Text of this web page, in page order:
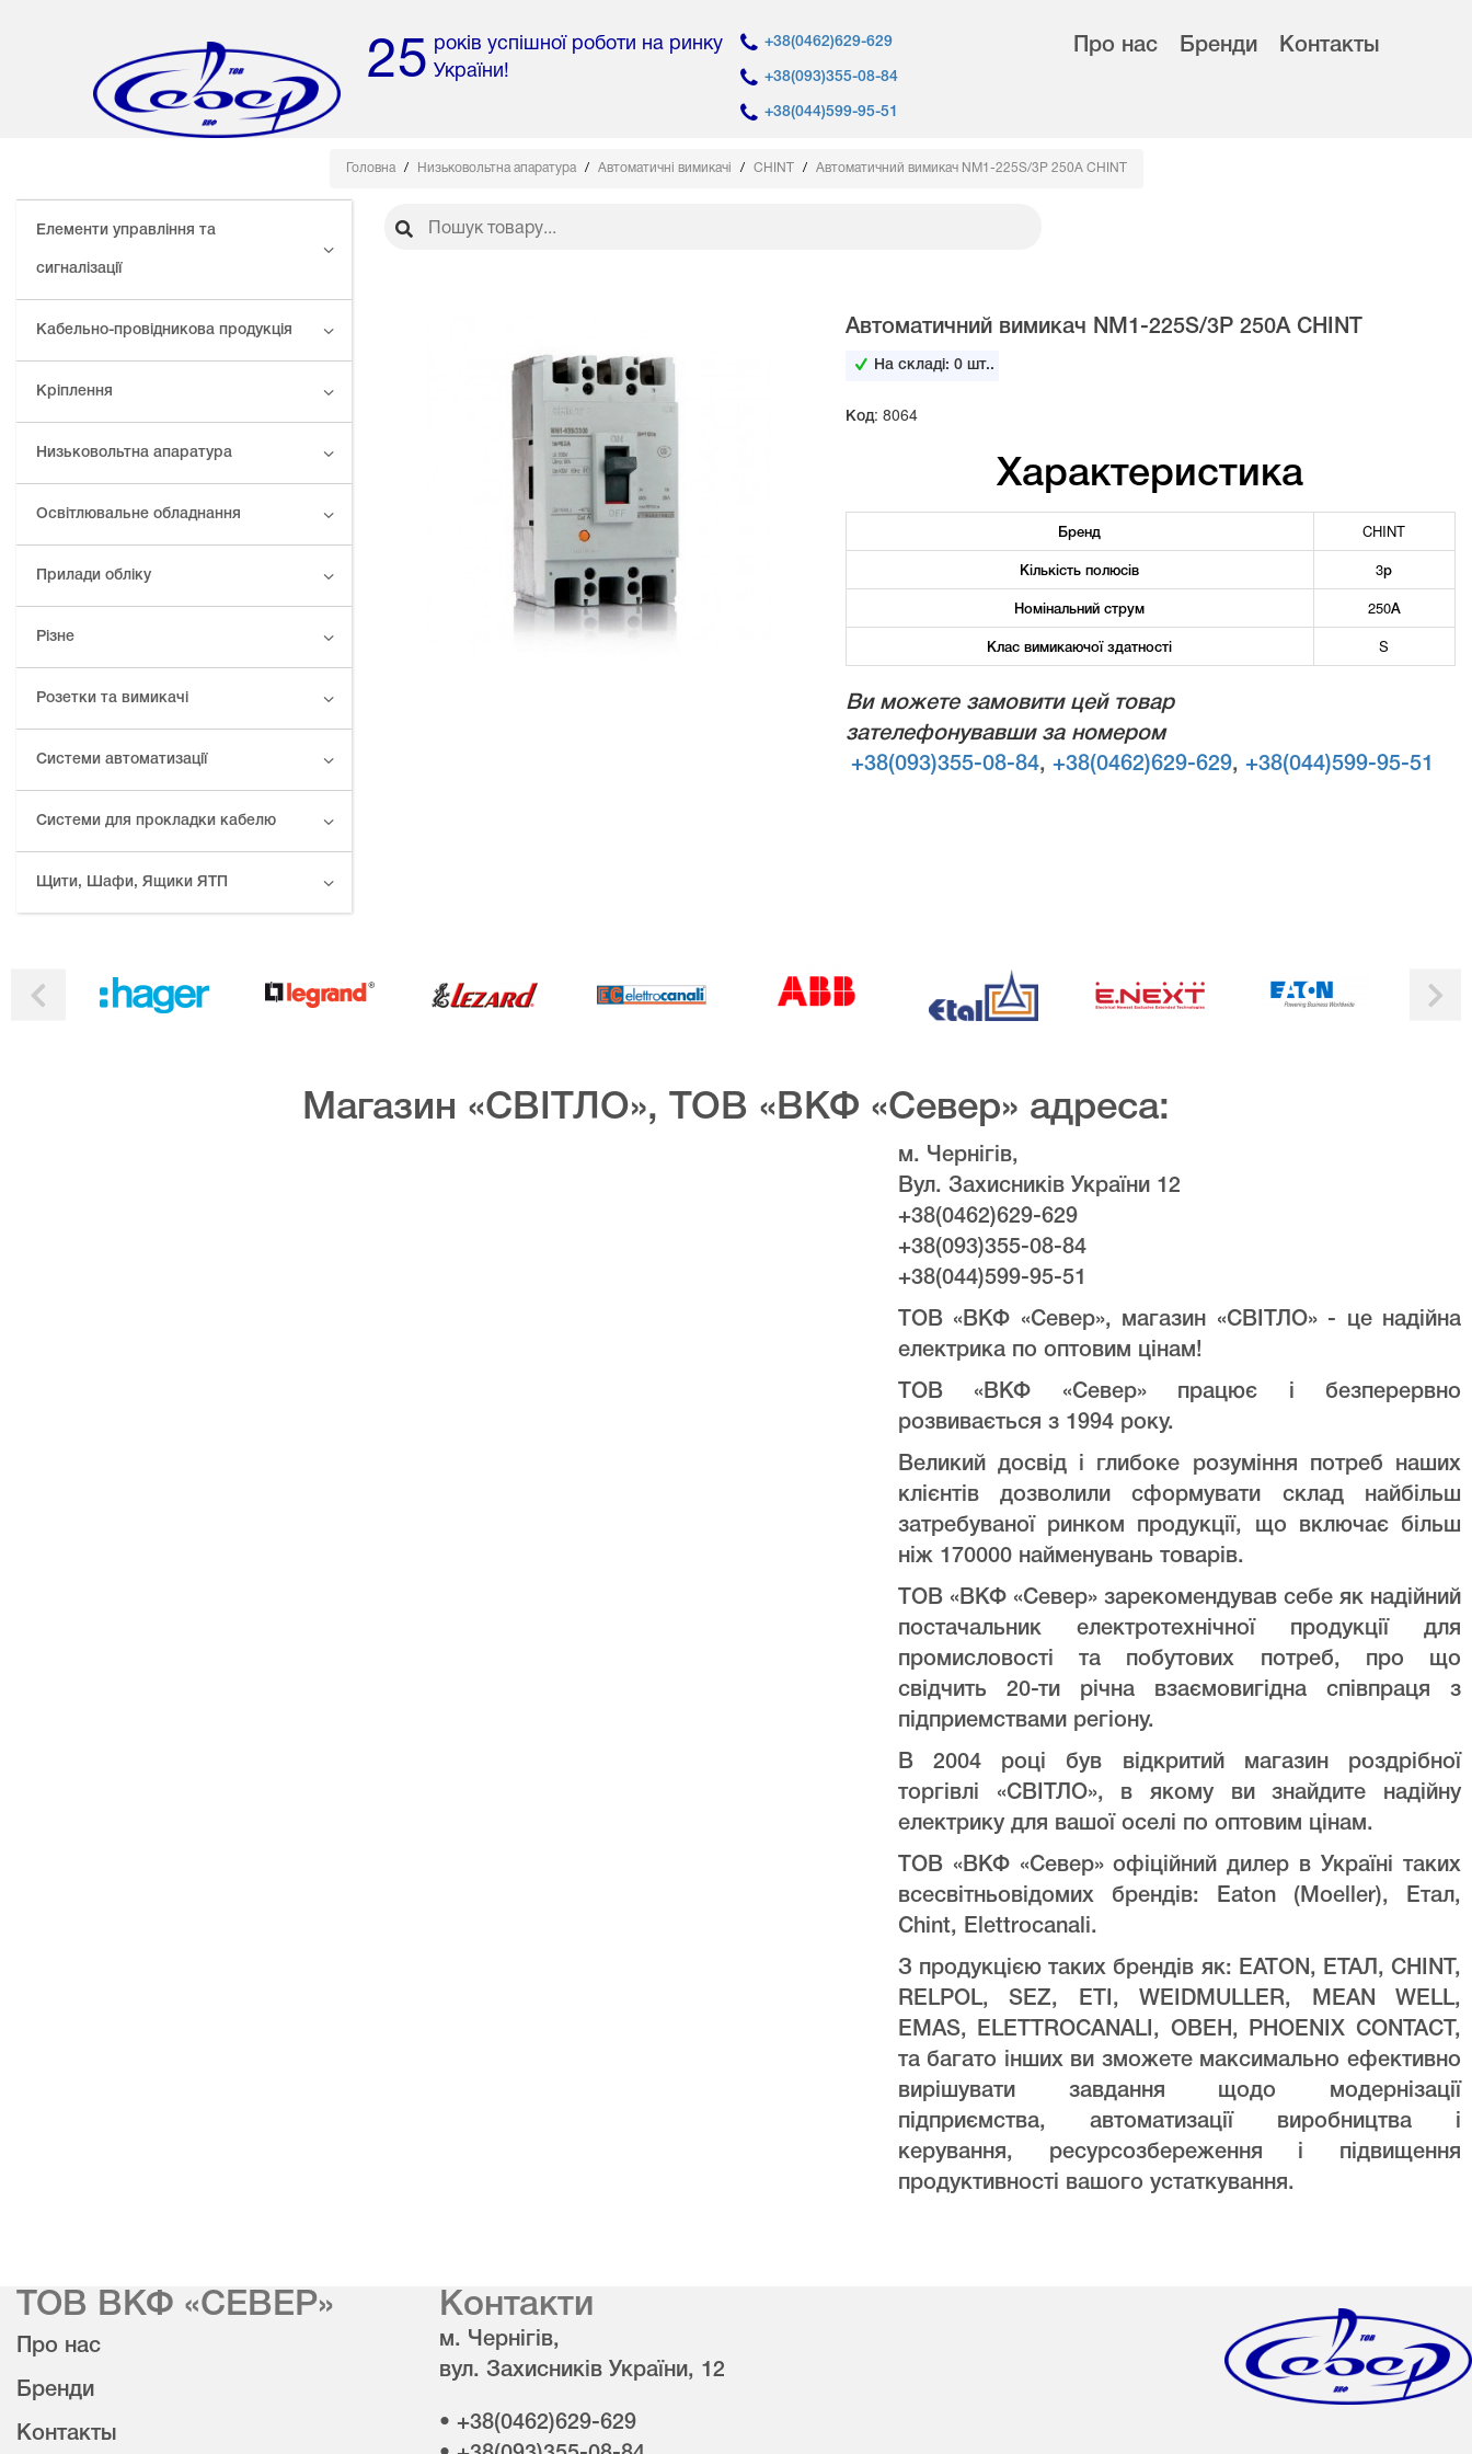
25 років успішної роботи на ринку
України!
+38(0462)629-629
+38(093)355-08-84
+38(044)599-95-51
Про нас Бренди Контакты
Елементи управління та
сигналізації
Кабельно-провідникова продукція
Кріплення
Низьковольтна апаратура
Освітлювальне обладнання
Прилади обліку
Різне
Розетки та вимикачі
Системи автоматизації
Системи для прокладки кабелю
Щити, Шафи, Ящики ЯТП
Головна Низьковольтна апаратура Автоматичні вимикачі CHINT Автоматичний вимикач NM1-225S/3Р 250А CHINT
Автоматичний вимикач NM1-225S/3Р 250А CHINT
На складі: 0шт..
Код: 8064
Характеристика
Бренд
CHINT
Кількість полюсів
3р
Номінальний струм
250А
Клас вимикаючої здатності
S
Ви можете замовити цей товар
зателефонувавши за номером
+38(093)355-08-84, +38(0462)629-629, +38(044)599-95-51
Магазин «СВІТЛО», ТОВ «ВКФ «Север» адреса:
м. Чернігів,
Вул. Захисників України 12
+38(0462)629-629
+38(093)355-08-84
+38(044)599-95-51
ТОВ «ВКФ «Север», магазин «СВІТЛО» - це надійна
електрика по оптовим цінам!
ТОВ «ВКФ «Север» працює і безперервно
розвивається з 1994 року.
Великий досвід і глибоке розуміння потреб наших
клієнтів дозволили сформувати склад найбільш
затребуваної ринком продукції, що включає більш
ніж 170000 найменувань товарів.
ТОВ «ВКФ «Север» зарекомендував себе як надійний
постачальник електротехнічної продукції для
промисловості та побутових потреб, про що
свідчить 20-ти річна взаємовигідна співпраця з
підприемствами регіону.
В 2004 році був відкритий магазин роздрібної
торгівлі «СВІТЛО», в якому ви знайдите надійну
електрику для вашої оселі по оптовим цінам.
ТОВ «ВКФ «Север» офіційний дилер в Україні таких
всесвітньовідомих брендів: Eaton (Moeller), Етал,
Chint, Elettrocanali.
З продукцією таких брендів як: EATON, ЕТАЛ, CHINT,
RELPOL, SEZ, ETI, WEIDMULLER, MEAN WELL,
EMAS, ELETTROCANALI, ОВЕН, PHOENIX CONTACT,
та багато інших ви зможете максимально ефективно
вирішувати завдання щодо модернізації
підприємства, автоматизації виробництва і
керування, ресурсозбереження і підвищення
продуктивності вашого устаткування.
ТОВ ВКФ «СЕВЕР»
Про нас
Бренди
Контакты
Контакти
м. Чернігів,
вул. Захисників України, 12
• +38(0462)629-629